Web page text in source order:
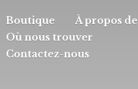
Boutique
À propos de
Où nous trouver
Contactez-nous